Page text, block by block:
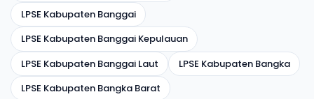
LPSE Kabupaten Banggai
LPSE Kabupaten Banggai Kepulauan
LPSE Kabupaten Banggai Laut
LPSE Kabupaten Bangka
LPSE Kabupaten Bangka Barat